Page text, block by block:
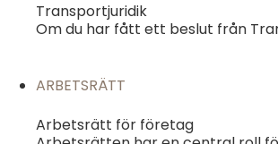
Transportjuridik
Om du har fått ett beslut från
ARBETSRÄTT
Arbetsrätt för företag